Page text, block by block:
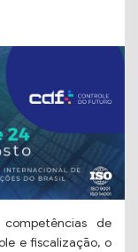
de
e fiscalização, o